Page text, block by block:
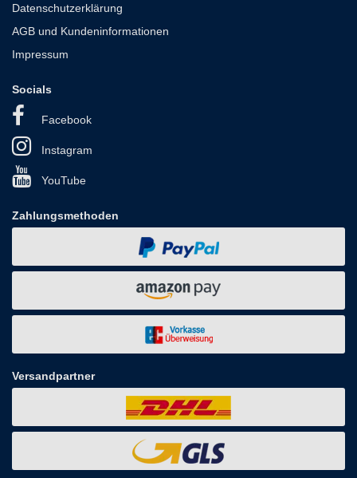
Datenschutzerklärung
AGB und Kundeninformationen
Impressum
Socials
Facebook
Instagram
YouTube
Zahlungsmethoden
Versandpartner